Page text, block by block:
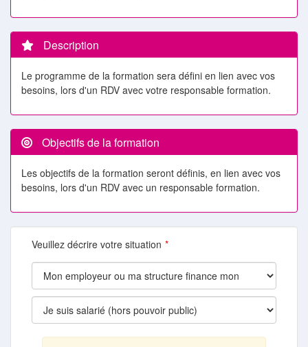
Description
Le programme de la formation sera défini en lien avec vos
besoins, lors d'un RDV avec votre responsable formation.
Objectifs de la formation
Les objectifs de la formation seront définis, en lien avec vos
besoins, lors d'un RDV avec un responsable formation.
Veuillez décrire votre situation